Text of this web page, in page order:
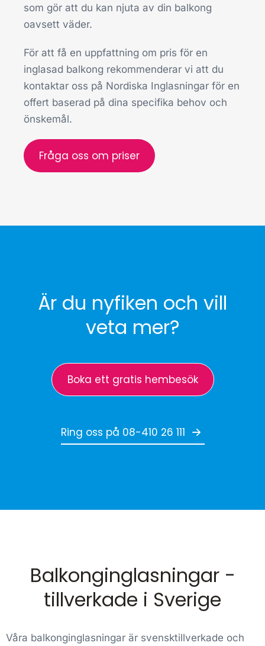
som gör att du kan njuta av din balkong
oavsett väder.
För att få en uppfattning om pris för en
inglasad balkong rekommenderar vi att du
kontaktar oss på Nordiska Inglasningar för en
offert baserad på dina specifika behov och
önskemål.
Fråga oss om priser
Är du nyfiken och vill
veta mer?
Boka ett gratis hembesök
Ring oss på 08-410 26 111
Balkonginglasningar -
tillverkade i Sverige
Våra balkonginglasningar är svensktillverkade och